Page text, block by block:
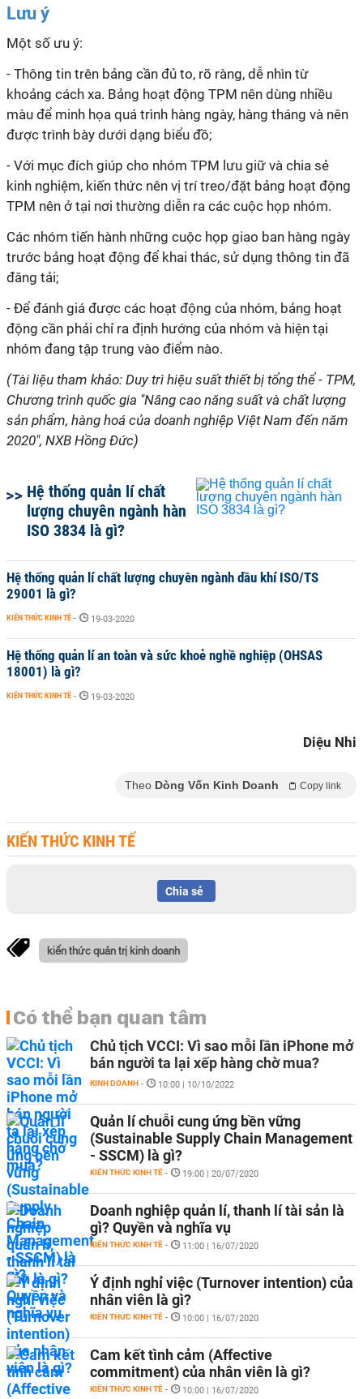
Lưu ý
Một số ưu ý:
- Thông tin trên bảng cần đủ to, rõ ràng, dễ nhìn từ
khoảng cách xa. Bảng hoạt động TPM nên dùng nhiều
màu để minh họa quá trình hàng ngày, hàng tháng và nên
được trình bày dưới dạng biểu đồ;
- Với mục đích giúp cho nhóm TPM lưu giữ và chia sẻ
kinh nghiệm, kiến thức nên vị trí treo/đặt bảng hoạt động
TPM nên ở tại nơi thường diễn ra các cuộc họp nhóm.
Các nhóm tiến hành những cuộc họp giao ban hàng ngày
trước bảng hoạt động để khai thác, sử dụng thông tin đã
đăng tải;
- Để đánh giá được các hoạt động của nhóm, bảng hoạt
động cần phải chỉ ra định hướng của nhóm và hiện tại
nhóm đang tập trung vào điểm nào.
(Tài liệu tham khảo: Duy trì hiệu suất thiết bị tổng thể - TPM,
Chương trình quốc gia "Nâng cao năng suất và chất lượng
sản phẩm, hàng hoá của doanh nghiệp Việt Nam đến năm
2020", NXB Hồng Đức)
Hệ thống quản lí chất
lượng chuyên ngành hàn
ISO 3834 là gì?
Hệ thống quản lí chất lượng chuyên ngành dầu khí ISO/TS
29001 là gì?
KIẾN THỨC KINH TẾ - 19-03-2020
Hệ thống quản lí an toàn và sức khoẻ nghề nghiệp (OHSAS
18001) là gì?
KIẾN THỨC KINH TẾ - 19-03-2020
Diệu Nhi
Theo Dòng Vốn Kinh Doanh Copy link
KIẾN THỨC KINH TẾ
Chia sẻ
kiến thức quản trị kinh doanh
Có thể bạn quan tâm
Chủ tịch VCCI: Vì sao mỗi lần iPhone mở
bán người ta lại xếp hàng chờ mua?
KINH DOANH - 10:00 | 10/10/2022
Quản lí chuỗi cung ứng bền vững
(Sustainable Supply Chain Management
- SSCM) là gì?
KIẾN THỨC KINH TẾ - 19:00 | 20/07/2020
Doanh nghiệp quản lí, thanh lí tài sản là
gì? Quyền và nghĩa vụ
KIẾN THỨC KINH TẾ - 11:00 | 16/07/2020
Ý định nghỉ việc (Turnover intention) của
nhân viên là gì?
KIẾN THỨC KINH TẾ - 10:00 | 16/07/2020
Cam kết tình cảm (Affective
commitment) của nhân viên là gì?
KIẾN THỨC KINH TẾ - 10:00 | 16/07/2020